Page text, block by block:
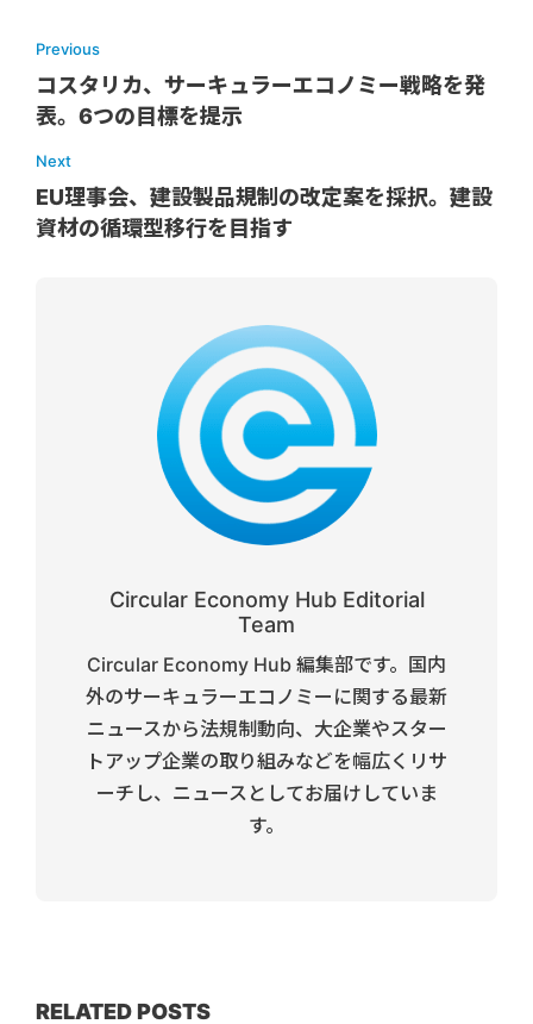
Previous
コスタリカ、サーキュラーエコノミー戦略を発
表。6つの目標を提示
Next
EU理事会、建設製品規制の改定案を採択。建設
資材の循環型移行を目指す
Circular Economy Hub Editorial
Team
Circular Economy Hub 編集部です。国内
外のサーキュラーエコノミーに関する最新
ニュースから法規制動向、大企業やスター
トアップ企業の取り組みなどを幅広くリサ
ーチし、ニュースとしてお届けしていま
す。
RELATED POSTS